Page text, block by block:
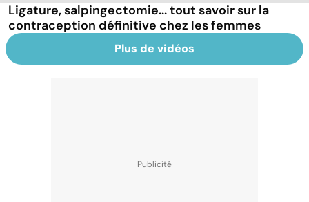
Ligature, salpingectomie... tout savoir sur la
contraception définitive chez les femmes
Plus de vidéos